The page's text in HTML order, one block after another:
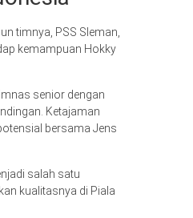
timnya, PSS Sleman,
kemampuan Hokky
senior dengan
Ketajaman
bersama Jens
salah satu
kualitasnya di Piala